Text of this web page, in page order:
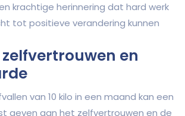
krachtige herinnering dat hard werk
tot positieve verandering kunnen
en
van 10 kilo in een maand kan een
geven aan het zelfvertrouwen en de